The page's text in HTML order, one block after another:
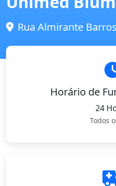
Rua Almirante
Horário de
24
Todos